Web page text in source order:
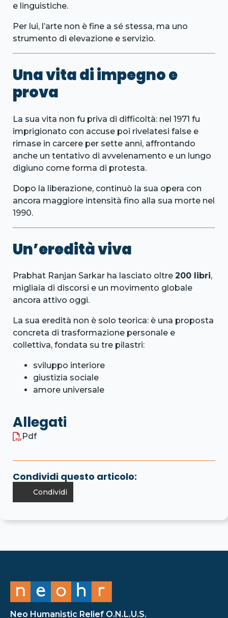
e linguistiche.
Per lui, l’arte non è fine a sé stessa, ma uno
strumento di elevazione e servizio.
Una vita di impegno e
prova
La sua vita non fu priva di difficoltà: nel 1971 fu
imprigionato con accuse poi rivelatesi false e
rimase in carcere per sette anni, affrontando
anche un tentativo di avvelenamento e un lungo
digiuno come forma di protesta.
Dopo la liberazione, continuò la sua opera con
ancora maggiore intensità fino alla sua morte nel
1990.
Un’eredità viva
Prabhat Ranjan Sarkar ha lasciato oltre 200 libri,
migliaia di discorsi e un movimento globale
ancora attivo oggi.
La sua eredità non è solo teorica: è una proposta
concreta di trasformazione personale e
collettiva, fondata su tre pilastri:
sviluppo interiore
giustizia sociale
amore universale
Allegati
Pdf
Condividi questo articolo:
Condividi
Neo Humanistic Relief O.N.L.U.S.